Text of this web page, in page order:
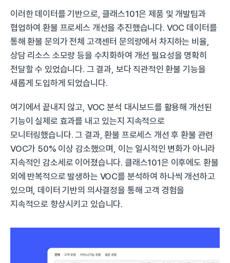
이러한 데이터를 기반으로, 클래스101은 제품 및 개발팀과
협업하여 환불 프로세스 개선을 추진했습니다. VOC 데이터를
통해 환불 문의가 전체 고객센터 문의량에서 차지하는 비율,
상담 리소스 소모량 등을 수치화하여 개선 필요성을 명확히
전달할 수 있었습니다. 그 결과, 보다 직관적인 환불 기능을
새롭게 도입하게 되었습니다.
여기에서 끝내지 않고, VOC 분석 대시보드를 활용해 개선된
기능이 실제로 효과를 내고 있는지 지속적으로
모니터링했습니다. 그 결과, 환불 프로세스 개선 후 환불 관련
VOC가 50% 이상 감소했으며, 이는 일시적인 변화가 아니라
지속적인 감소세로 이어졌습니다. 클래스101은 이후에도 환불
외에 반복적으로 발생하는 VOC를 분석하여 하나씩 개선하고
있으며, 데이터 기반의 의사결정을 통해 고객 경험을
지속적으로 향상시키고 있습니다.